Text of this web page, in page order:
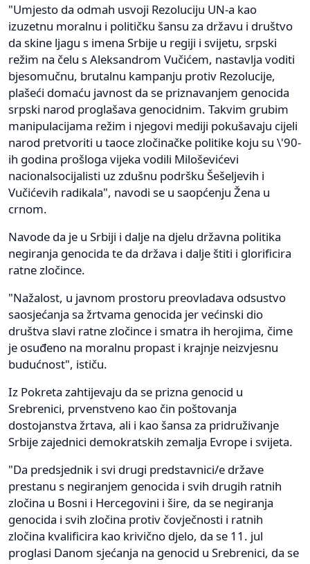
"Umjesto da odmah usvoji Rezoluciju UN-a kao
izuzetnu moralnu i političku šansu za državu i društvo
da skine ljagu s imena Srbije u regiji i svijetu, srpski
režim na čelu s Aleksandrom Vučićem, nastavlja voditi
bjesomučnu, brutalnu kampanju protiv Rezolucije,
plašeći domaću javnost da se priznavanjem genocida
srpski narod proglašava genocidnim. Takvim grubim
manipulacijama režim i njegovi mediji pokušavaju cijeli
narod pretvoriti u taoce zločinačke politike koju su \'90-
ih godina prošloga vijeka vodili Miloševićevi
nacionalsocijalisti uz zdušnu podršku Šešeljevih i
Vučićevih radikala", navodi se u saopćenju Žena u
crnom.
Navode da je u Srbiji i dalje na djelu državna politika
negiranja genocida te da država i dalje štiti i glorificira
ratne zločince.
"Nažalost, u javnom prostoru preovladava odsustvo
saosjećanja sa žrtvama genocida jer većinski dio
društva slavi ratne zločince i smatra ih herojima, čime
je osuđeno na moralnu propast i krajnje neizvjesnu
budućnost", ističu.
Iz Pokreta zahtijevaju da se prizna genocid u
Srebrenici, prvenstveno kao čin poštovanja
dostojanstva žrtava, ali i kao šansa za pridruživanje
Srbije zajednici demokratskih zemalja Evrope i svijeta.
"Da predsjednik i svi drugi predstavnici/e države
prestanu s negiranjem genocida i svih drugih ratnih
zločina u Bosni i Hercegovini i šire, da se negiranja
genocida i svih zločina protiv čovječnosti i ratnih
zločina kvalificira kao krivično djelo, da se 11. jul
proglasi Danom sjećanja na genocid u Srebrenici, da se